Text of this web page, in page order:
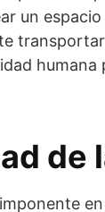
un
de